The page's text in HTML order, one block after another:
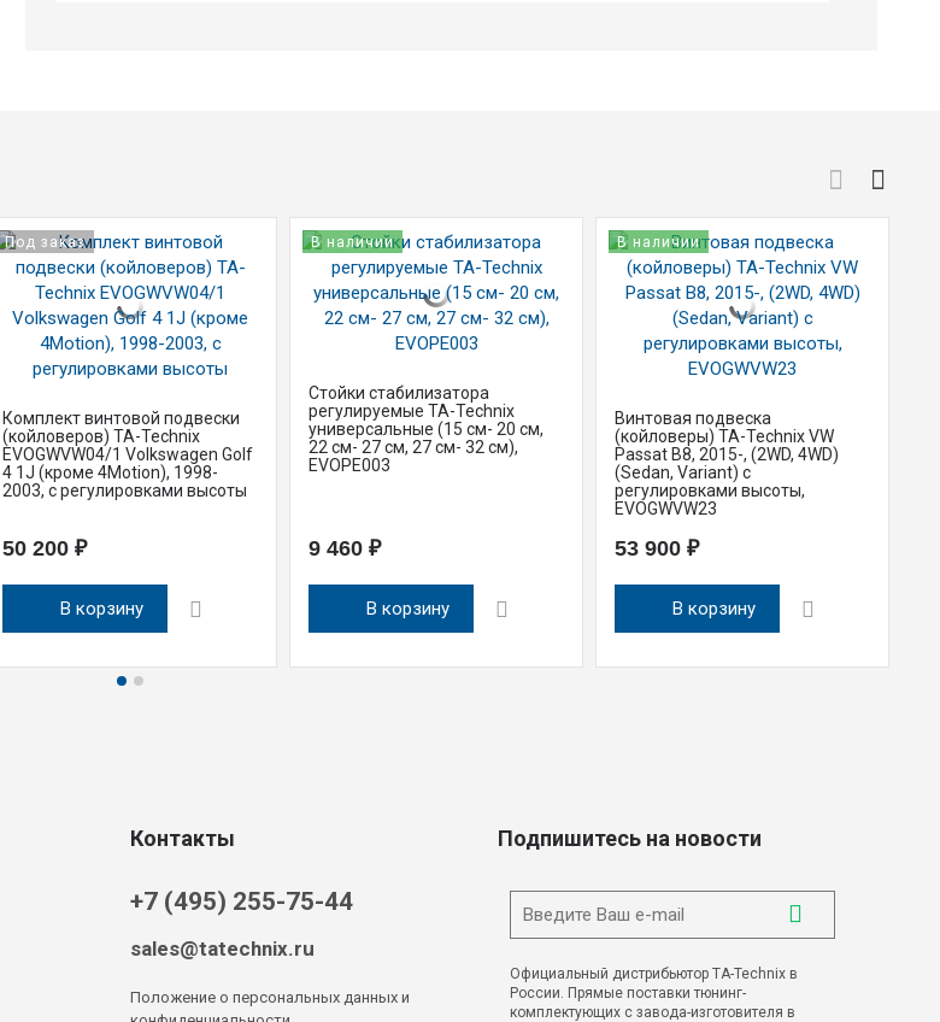
Под заказ
Комплект винтовой подвески
(койловеров) TA-Technix
EVOGWVW04/1 Volkswagen Golf
4 1J (кроме 4Motion), 1998-
2003, с регулировками высоты
50 200 ₽
В корзину
В наличии
Стойки стабилизатора
регулируемые TA-Technix
универсальные (15 см- 20 см,
22 см- 27 см, 27 см- 32 см),
EVOPE003
9 460 ₽
В корзину
В наличии
Винтовая подвеска
(койловеры) TA-Technix VW
Passat B8, 2015-, (2WD, 4WD)
(Sedan, Variant) с
регулировками высоты,
EVOGWVW23
53 900 ₽
В корзину
Контакты
+7 (495) 255-75-44
sales@tatechnix.ru
Положение о персональных данных и
Подпишитесь на новости
Официальный дистрибьютор TA-Technix в
России. Прямые поставки тюнинг-
комплектующих с завода-изготовителя в